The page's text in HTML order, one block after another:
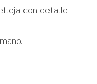
con detalle